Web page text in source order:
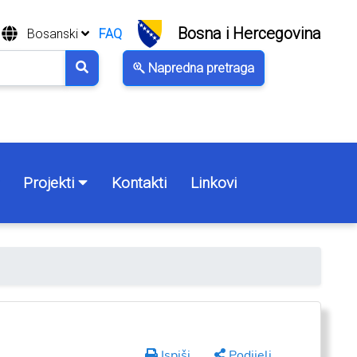
Napredna pretraga
Bosanski FAQ Bosna i Hercegovina
Projekti Kontakti Linkovi